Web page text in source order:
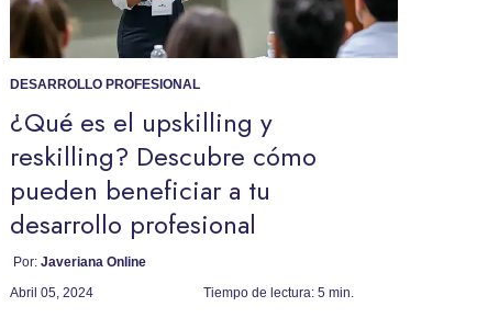
DESARROLLO PROFESIONAL
¿Qué es el upskilling y
reskilling? Descubre cómo
pueden beneficiar a tu
desarrollo profesional
Por: Javeriana Online
Abril 05, 2024
Tiempo de lectura: 5 min.